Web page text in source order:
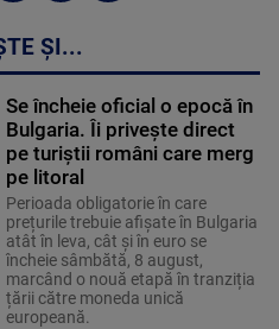
ȘI...
Se încheie oficial o epocă în
Bulgaria. Îi privește direct
pe turiștii români care merg
pe litoral
Perioada obligatorie în care
prețurile trebuie afișate în Bulgaria
atât în leva, cât și în euro se
încheie sâmbătă, 8 august,
marcând o nouă etapă în tranziția
țării către moneda unică
europeană.